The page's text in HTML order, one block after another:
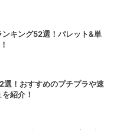
キング52選！パレット&単
選！おすすめのプチプラや速
紹介！